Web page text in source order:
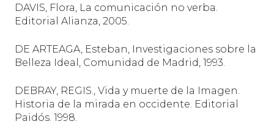
DAVIS, Flora, La comunicación no verba.
Editorial Alianza, 2005.
DE ARTEAGA, Esteban, Investigaciones sobre la
Belleza Ideal, Comunidad de Madrid, 1993.
DEBRAY, REGIS., Vida y muerte de la Imagen.
Historia de la mirada en occidente. Editorial
Paidós. 1998.